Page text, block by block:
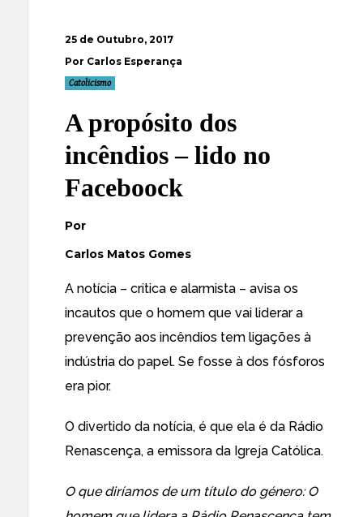
25 de Outubro, 2017
Por Carlos Esperança
Catolicismo
A propósito dos
incêndios – lido no
Faceboock
Por
Carlos Matos Gomes
A notícia – critica e alarmista – avisa os
incautos que o homem que vai liderar a
prevenção aos incêndios tem ligações à
indústria do papel. Se fosse à dos fósforos
era pior.
O divertido da notícia, é que ela é da Rádio
Renascença, a emissora da Igreja Católica.
O que diríamos de um título do género: O